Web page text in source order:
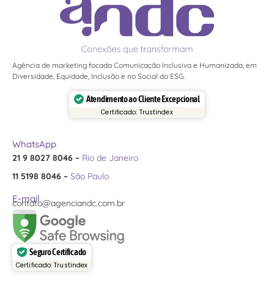
Agência de marketing focada Comunicação Inclusiva e Humanizada, em
Diversidade, Equidade, Inclusão e no Social do ESG.
Atendimento ao Cliente Excepcional
Certificado: Trustindex
WhatsApp
21 9 8027 8046 – Rio de Janeiro
11 5198 8046 – São Paulo
E-mail
contato@agenciandc.com.br
Seguro Certificado
Certificado: Trustindex